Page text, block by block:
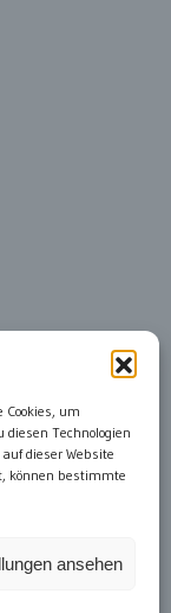
um
Technologien
dieser Website
können bestimmte
ansehen